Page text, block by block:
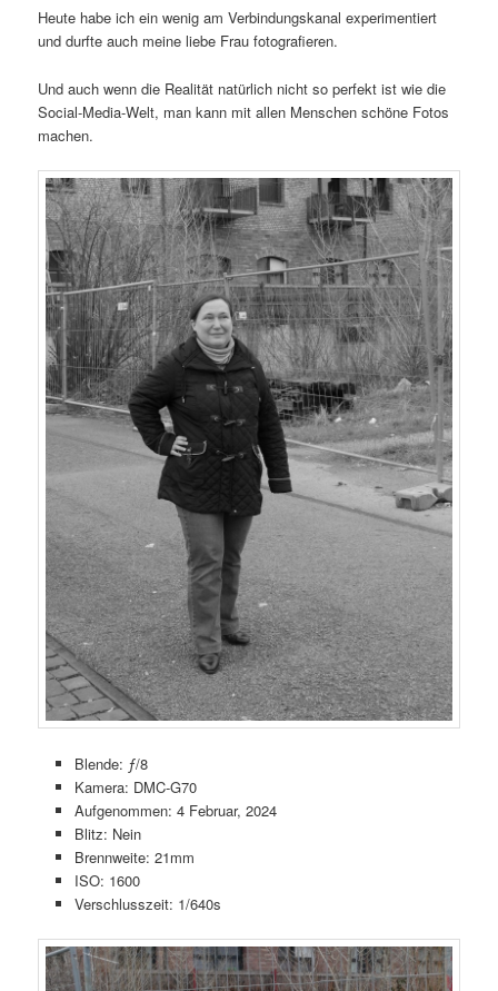
Heute habe ich ein wenig am Verbindungskanal experimentiert
und durfte auch meine liebe Frau fotografieren.
Und auch wenn die Realität natürlich nicht so perfekt ist wie die
Social-Media-Welt, man kann mit allen Menschen schöne Fotos
machen.
Blende: ƒ/8
Kamera: DMC-G70
Aufgenommen: 4 Februar, 2024
Blitz: Nein
Brennweite: 21mm
ISO: 1600
Verschlusszeit: 1/640s